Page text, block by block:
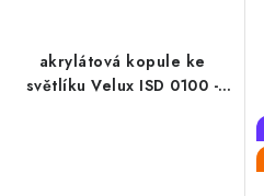
akrylátová kopule ke
světlíku Velux ISD 0100 -